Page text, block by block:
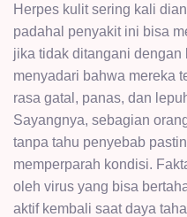
Herpes kulit sering kali
padahal penyakit ini bisa
jika tidak ditangani dengan
menyadari bahwa mereka
rasa gatal, panas, dan
Sayangnya, sebagian
tanpa tahu penyebab
memperparah kondisi.
oleh virus yang bisa
aktif kembali saat daya